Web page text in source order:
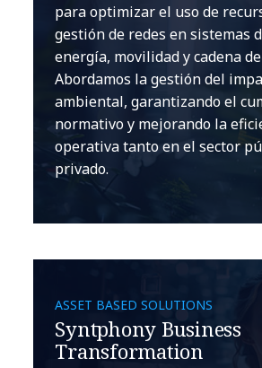
para optimizar el uso de
gestión de redes en sistemas
energía, movilidad y cadena
Abordamos la gestión del
ambiental, garantizando el
normativo y mejorando la
operativa tanto en el sector
privado.
ASSET BASED SOLUTIONS
Syntphony Business
Transformation